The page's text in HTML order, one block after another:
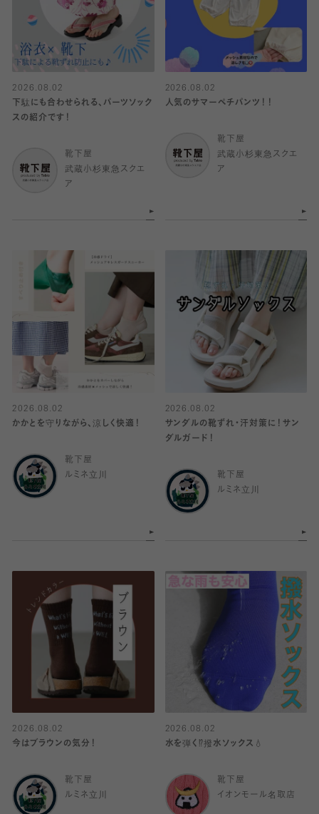
2026.08.02
下駄にも合わせられる、パーツソック
スの紹介です！
靴下屋
武蔵小杉東急スクエ
ア
2026.08.02
人気のサマーペチパンツ！！
靴下屋
武蔵小杉東急スクエ
ア
2026.08.02
かかとを守りながら、涼しく快適！
靴下屋
ルミネ立川
2026.08.02
サンダルの靴ずれ・汗対策に！サン
ダルガード！
靴下屋
ルミネ立川
2026.08.02
今はブラウンの気分！
靴下屋
ルミネ立川
2026.08.02
水を弾く⁉️撥水ソックス💧
靴下屋
イオンモール名取店